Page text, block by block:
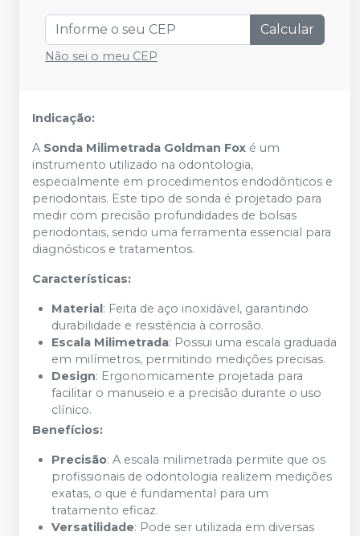
Calcular
Não sei o meu CEP
Indicação:
A Sonda Milimetrada Goldman Fox é um
instrumento utilizado na odontologia,
especialmente em procedimentos endodônticos e
periodontais. Este tipo de sonda é projetado para
medir com precisão profundidades de bolsas
periodontais, sendo uma ferramenta essencial para
diagnósticos e tratamentos.
Características:
Material: Feita de aço inoxidável, garantindo
durabilidade e resistência à corrosão.
Escala Milimetrada: Possui uma escala graduada
em milímetros, permitindo medições precisas.
Design: Ergonomicamente projetada para
facilitar o manuseio e a precisão durante o uso
clínico.
Benefícios:
Precisão: A escala milimetrada permite que os
profissionais de odontologia realizem medições
exatas, o que é fundamental para um
tratamento eficaz.
Versatilidade: Pode ser utilizada em diversas